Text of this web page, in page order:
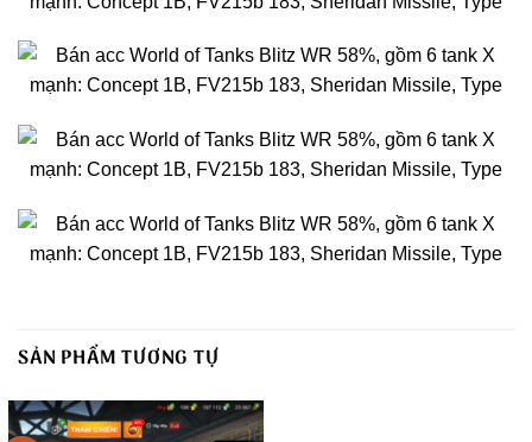
SẢN PHẨM TƯƠNG TỰ